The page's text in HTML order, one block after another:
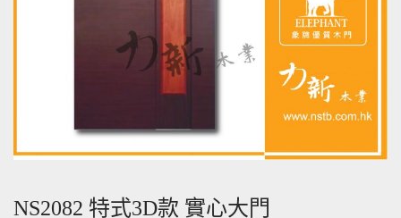
NS2082 特式3D款 實心大門